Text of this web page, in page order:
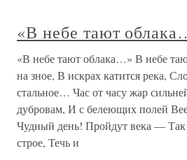
«В небе тают
«В небе тают облака…» В небе
на зное, В искрах катится река,
стальное… Час от часу жар
дубровам, И с белеющих полей
Чудный день! Пройдут века — Так
строе, Течь и